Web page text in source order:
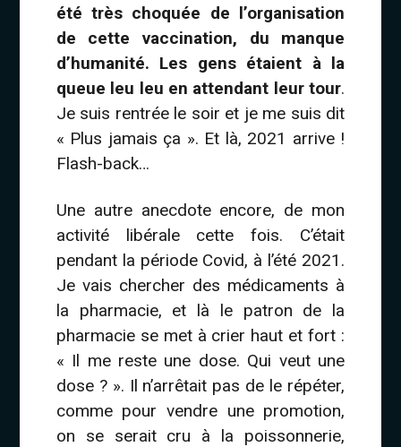
été très choquée de l’organisation
de cette vaccination, du manque
d’humanité. Les gens étaient à la
queue leu leu en attendant leur tour.
Je suis rentrée le soir et je me suis dit
« Plus jamais ça ». Et là, 2021 arrive !
Flash-back…
Une autre anecdote encore, de mon
activité libérale cette fois. C’était
pendant la période Covid, à l’été 2021.
Je vais chercher des médicaments à
la pharmacie, et là le patron de la
pharmacie se met à crier haut et fort :
« Il me reste une dose. Qui veut une
dose ? ». Il n’arrêtait pas de le répéter,
comme pour vendre une promotion,
on se serait cru à la poissonnerie,